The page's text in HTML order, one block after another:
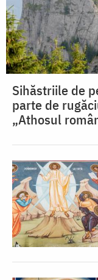
Sihăstriile de
parte de
„Athosul